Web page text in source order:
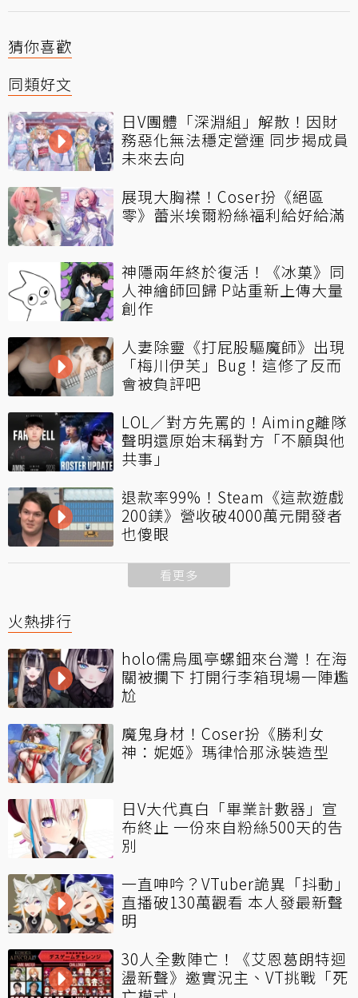
猜你喜歡
同類好文
日V團體「深淵組」解散！因財
務惡化無法穩定營運 同步揭成員
未來去向
展現大胸襟！Coser扮《絕區
零》蕾米埃爾粉絲福利給好給滿
神隱兩年終於復活！《冰菓》同
人神繪師回歸 P站重新上傳大量
創作
人妻除靈《打屁股驅魔師》出現
「梅川伊芙」Bug！這修了反而
會被負評吧
LOL／對方先罵的！Aiming離隊
聲明還原始末稱對方「不願與他
共事」
退款率99%！Steam《這款遊戲
200鎂》營收破4000萬元開發者
也傻眼
看更多
火熱排行
holo儒烏風亭螺鈿來台灣！在海
關被攔下 打開行李箱現場一陣尷
尬
魔鬼身材！Coser扮《勝利女
神：妮姬》瑪律恰那泳裝造型
日V大代真白「畢業計數器」宣
布終止 一份來自粉絲500天的告
別
一直呻吟？VTuber詭異「抖動」
直播破130萬觀看 本人發最新聲
明
30人全數陣亡！《艾恩葛朗特迴
盪新聲》邀實況主、VT挑戰「死